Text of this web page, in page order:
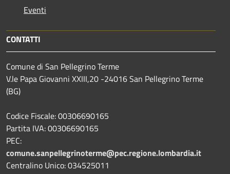
Eventi
CONTATTI
Comune di San Pellegrino Terme
V.le Papa Giovanni XXIII,20 -24016 San Pellegrino Terme
(BG)
Codice Fiscale: 00306690165
Partita IVA: 00306690165
PEC:
comune.sanpellegrinoterme@pec.regione.lombardia.it
Centralino Unico: 034525011